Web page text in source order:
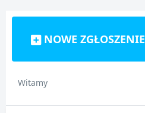
NOWE ZGŁOSZENIE
Witamy